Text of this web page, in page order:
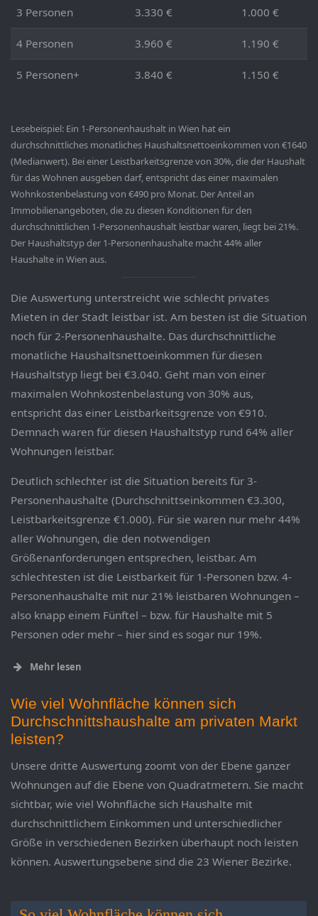
3 Personen 3.330 € 1.000 €
4 Personen 3.960 € 1.190 €
5 Personen+ 3.840 € 1.150 €
Lesebeispiel: Ein 1-Personenhaushalt in Wien hat ein
durchschnittliches monatliches Haushaltsnettoeinkommen von €1640
(Medianwert). Bei einer Leistbarkeitsgrenze von 30%, die der Haushalt
für das Wohnen ausgeben darf, entspricht das einer maximalen
Wohnkostenbelastung von €490 pro Monat. Der Anteil an
Immobilienangeboten, die zu diesen Konditionen für den
durchschnittlichen 1-Personenhaushalt leistbar waren, liegt bei 21%.
Der Haushaltstyp der 1-Personenhaushalte macht 44% aller
Haushalte in Wien aus.
Die Auswertung unterstreicht wie schlecht privates
Mieten in der Stadt leistbar ist. Am besten ist die Situation
noch für 2-Personenhaushalte. Das durchschnittliche
monatliche Haushaltsnettoeinkommen für diesen
Haushaltstyp liegt bei €3.040. Geht man von einer
maximalen Wohnkostenbelastung von 30% aus,
entspricht das einer Leistbarkeitsgrenze von €910.
Demnach waren für diesen Haushaltstyp rund 64% aller
Wohnungen leistbar.
Deutlich schlechter ist die Situation bereits für 3-
Personenhaushalte (Durchschnittseinkommen €3.300,
Leistbarkeitsgrenze €1.000). Für sie waren nur mehr 44%
aller Wohnungen, die den notwendigen
Größenanforderungen entsprechen, leistbar. Am
schlechtesten ist die Leistbarkeit für 1-Personen bzw. 4-
Personenhaushalte mit nur 21% leistbaren Wohnungen –
also knapp einem Fünftel – bzw. für Haushalte mit 5
Personen oder mehr – hier sind es sogar nur 19%.
Mehr lesen
Wie viel Wohnfläche können sich
Durchschnittshaushalte am privaten Markt
leisten?
Unsere dritte Auswertung zoomt von der Ebene ganzer
Wohnungen auf die Ebene von Quadratmetern. Sie macht
sichtbar, wie viel Wohnfläche sich Haushalte mit
durchschnittlichem Einkommen und unterschiedlicher
Größe in verschiedenen Bezirken überhaupt noch leisten
können. Auswertungsebene sind die 23 Wiener Bezirke.